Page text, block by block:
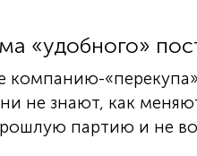
«удобного»
компанию-
не знают, как
партию и не